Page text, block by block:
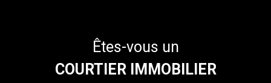
Êtes-vous un
COURTIER IMMOBILIER